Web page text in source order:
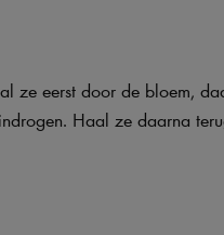
ze eerst door de bloem,
Haal ze daarna